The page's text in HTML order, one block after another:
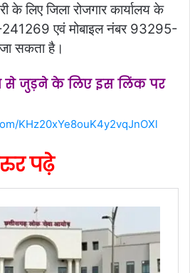
लिए जिला रोजगार कार्यालय के
एवं मोबाइल नंबर 93295-
सकता है।
से जुड़ने के लिए इस लिंक पर
KHz20xYe8ouK4y2vqJnOXl
पढ़े